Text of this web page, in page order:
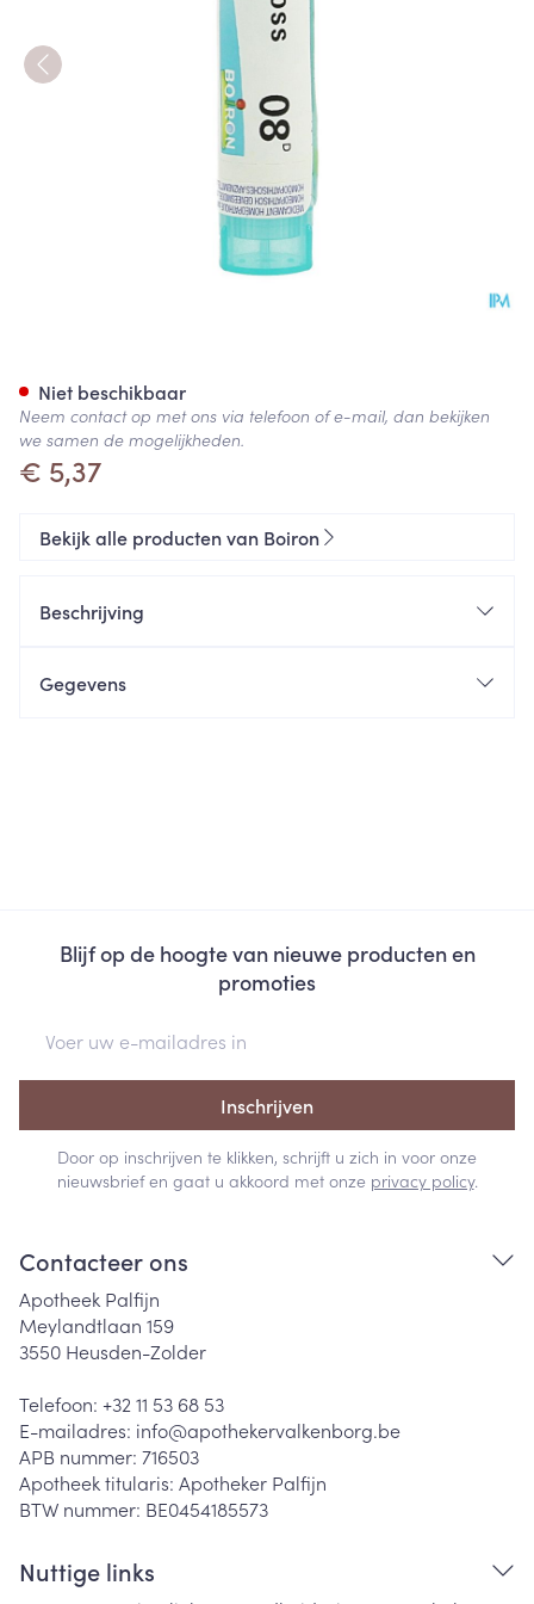
€ 5,37
Niet beschikbaar
Neem contact op met ons via telefoon of e-mail, dan bekijken
we samen de mogelijkheden.
Bekijk alle producten van Boiron
Beschrijving
Gegevens
Blijf op de hoogte van nieuwe producten en
promoties
Inschrijven
Door op inschrijven te klikken, schrijft u zich in voor onze
nieuwsbrief en gaat u akkoord met onze privacy policy.
Contacteer ons
Apotheek Palfijn
Meylandtlaan 159
3550 Heusden-Zolder
Telefoon: +32 11 53 68 53
E-mailadres: info@apothekervalkenborg.be
APB nummer: 716503
Apotheek titularis: Apotheker Palfijn
BTW nummer: BE0454185573
Nuttige links